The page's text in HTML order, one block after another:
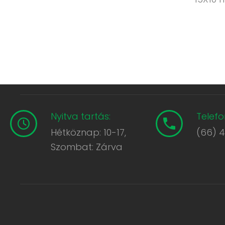
Nyitva tartás:
Hétköznap: 10-17,
Szombat: Zárva
(66)